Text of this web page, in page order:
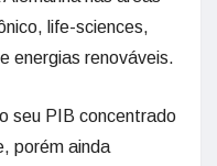
life-sciences,
energias renováveis.
seu PIB concentrado
porém ainda